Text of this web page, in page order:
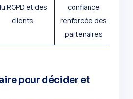
RGPD et des
clients
confiance
renforcée des
partenaires
pour décider et